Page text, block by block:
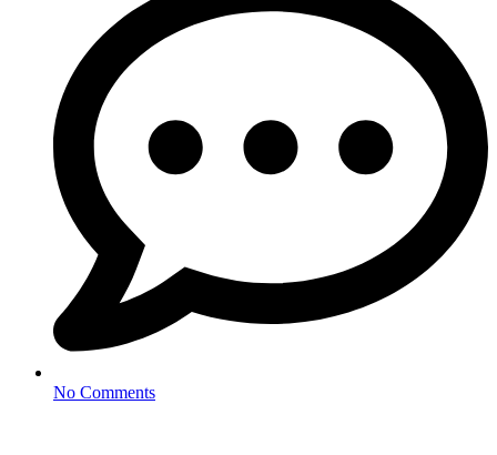
No Comments